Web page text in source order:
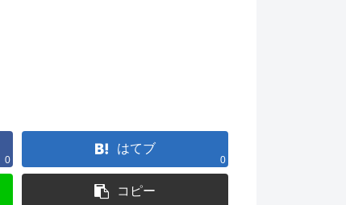
0
はてブ
0
コピー